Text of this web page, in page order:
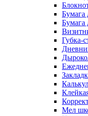
Бумага
Бумага
Губка-
Мел